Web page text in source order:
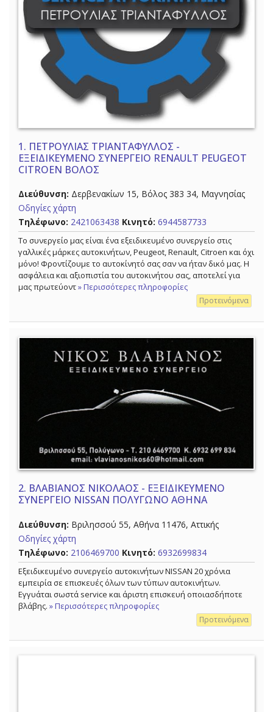
1. ΠΕΤΡΟΥΛΙΑΣ ΤΡΙΑΝΤΑΦΥΛΛΟΣ -
ΕΞΕΙΔΙΚΕΥΜΕΝΟ ΣΥΝΕΡΓΕΙΟ RENAULT PEUGEOT
CITROEN ΒΟΛΟΣ
Διεύθυνση: Δερβενακίων 15, Βόλος 383 34, Μαγνησίας
Οδηγίες χάρτη
Τηλέφωνο: 2421063438 Κινητό: 6944587733
Το συνεργείο μας είναι ένα εξειδικευμένο συνεργείο στις
γαλλικές μάρκες αυτοκινήτων, Peugeot, Renault, Citroen και όχι
μόνο! Φροντίζουμε το αυτοκίνητό σας σαν να ήταν δικό μας. Η
ασφάλεια και αξιοπιστία του αυτοκινήτου σας, αποτελεί για
μας πρωτεύοντ» Περισσότερες πληροφορίες
Προτεινόμενα
2. ΒΛΑΒΙΑΝΟΣ ΝΙΚΟΛΑΟΣ - ΕΞΕΙΔΙΚΕΥΜΕΝΟ
ΣΥΝΕΡΓΕΙΟ NISSAN ΠΟΛΥΓΩΝΟ ΑΘΗΝΑ
Διεύθυνση: Βριλησσού 55, Αθήνα 11476, Αττικής
Οδηγίες χάρτη
Τηλέφωνο: 2106469700 Κινητό: 6932699834
Εξειδικευμένο συνεργείο αυτοκινήτων NISSAN 20 χρόνια
εμπειρία σε επισκευές όλων των τύπων αυτοκινήτων.
Εγγυάται σωστά service και άριστη επισκευή οποιασδήποτε
βλάβης. » Περισσότερες πληροφορίες
Προτεινόμενα